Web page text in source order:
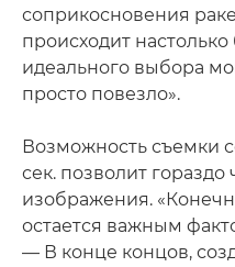
соприкосновения
происходит
идеального выбора
просто повезло».
Возможность съемки
сек. позволит гораздо
изображения.
остается важным
— В конце концов,